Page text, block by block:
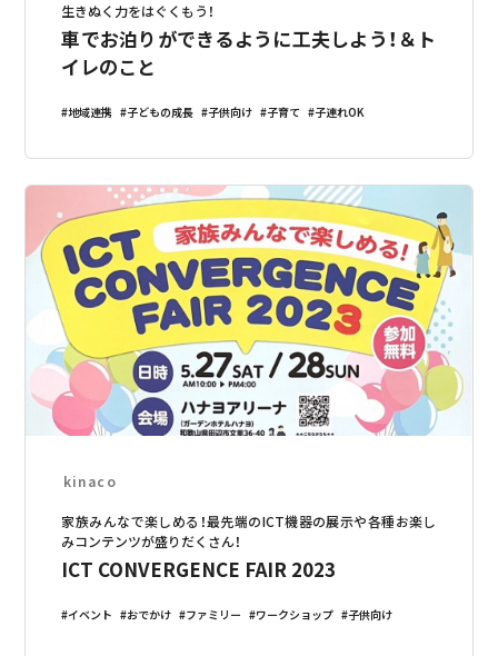
生きぬく力をはぐくもう！
車でお泊りができるように工夫しよう！＆ト
イレのこと
地域連携 子どもの成長 子供向け 子育て 子連れOK
kinaco
家族みんなで楽しめる！最先端のICT機器の展示や各種お楽し
みコンテンツが盛りだくさん！
ICT CONVERGENCE FAIR 2023
イベント おでかけ ファミリー ワークショップ 子供向け